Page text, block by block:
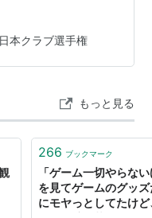
三試合は山口県・三
REBASEの一
った。今季は不振で
本クラブ選手権
もっと見る
266 ブックマーク
「ゲーム一切やらな
を見てゲームのグッ
にモヤっとしてたけ